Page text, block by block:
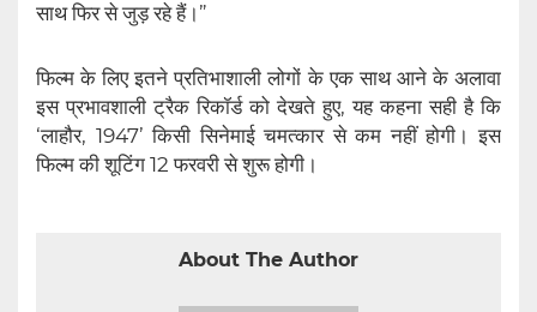
साथ फिर से जुड़ रहे हैं।”
फिल्म के लिए इतने प्रतिभाशाली लोगों के एक साथ आने के अलावा
इस प्रभावशाली ट्रैक रिकॉर्ड को देखते हुए, यह कहना सही है कि
‘लाहौर, 1947’ किसी सिनेमाई चमत्कार से कम नहीं होगी। इस
फिल्म की शूटिंग 12 फरवरी से शुरू होगी।
About The Author